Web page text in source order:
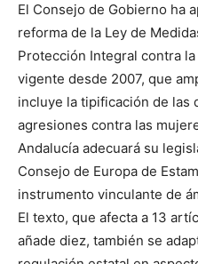
El Consejo de Gobierno ha
reforma de la Ley de
Protección Integral contra
vigente desde 2007, que
incluye la tipificación de las
agresiones contra las
Andalucía adecuará su
Consejo de Europa de
instrumento vinculante de
El texto, que afecta a 13
añade diez, también se